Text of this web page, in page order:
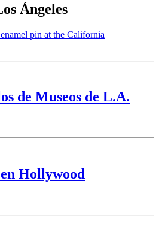
Ángeles
de Museos de L.A.
Hollywood